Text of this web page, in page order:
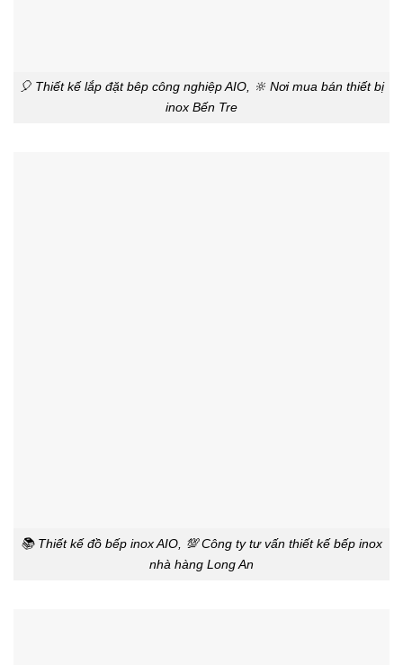
🎈 Thiết kế lắp đặt bêp công nghiệp AIO, 🔆 Nơi mua bán thiết bị
inox Bến Tre
📚 Thiết kế đồ bếp inox AIO, 💯 Công ty tư vấn thiết kế bếp inox
nhà hàng Long An